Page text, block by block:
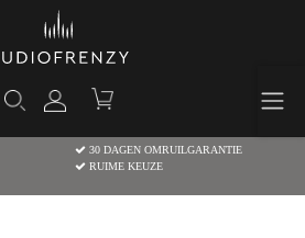
30 DAGEN OMRUILGARANTIE
RUIME KEUZE